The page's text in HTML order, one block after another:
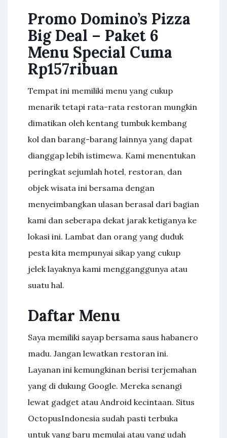
Promo Domino’s Pizza
Big Deal – Paket 6
Menu Special Cuma
Rp157ribuan
Tempat ini memiliki menu yang cukup
menarik tetapi rata-rata restoran mungkin
dimatikan oleh kentang tumbuk kembang
kol dan barang-barang lainnya yang dapat
dianggap lebih istimewa. Kami menentukan
peringkat sejumlah hotel, restoran, dan
objek wisata ini bersama dengan
menyeimbangkan ulasan berasal dari bagian
kami dan seberapa dekat jarak ketiganya ke
lokasi ini. Lambat dan orang yang duduk
pesta kita mempunyai sikap yang cukup
jelek layaknya kami mengganggunya atau
suatu hal.
Daftar Menu
Saya memiliki sayap bersama saus habanero
madu. Jangan lewatkan restoran ini.
Layanan ini kemungkinan berisi terjemahan
yang di dukung Google. Mereka senangi
lewat gadget atau Android kecintaan. Situs
OctopusIndonesia sudah pasti terbuka
untuk yang baru memulai atau yang udah